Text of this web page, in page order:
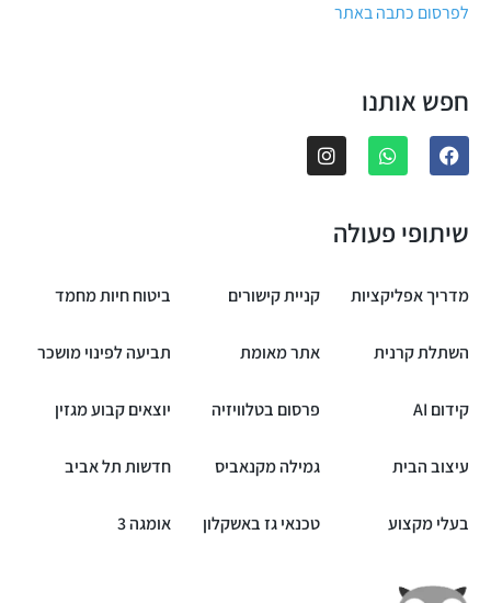
לפרסום כתבה באתר
חפש אותנו
שיתופי פעולה
מדריך אפליקציות קניית קישורים ביטוח חיות מחמד
השתלת קרנית אתר מאומת תביעה לפינוי מושכר
קידום AI פרסום בטלוויזיה יוצאים קבוע מגזין
עיצוב הבית גמילה מקנאביס חדשות תל אביב
בעלי מקצוע טכנאי גז באשקלון אומגה 3